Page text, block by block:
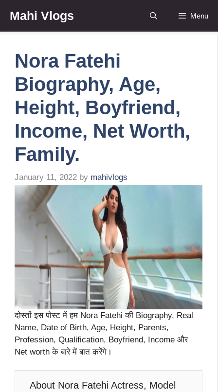
content
Mahi Vlogs Menu
Nora Fatehi
Biography, Age,
Height, Boyfriend,
Income, Net Worth,
Family.
January 11, 2022 by mahivlogs
दोस्तों इस पोस्ट में हम Nora Fatehi की Biography, Real
Name, Date of Birth, Age, Height, Parents,
Profession, Qualification, Boyfriend, Income और
Net worth के बारे में बात करेंगे।
About Nora Fatehi Actress, Model